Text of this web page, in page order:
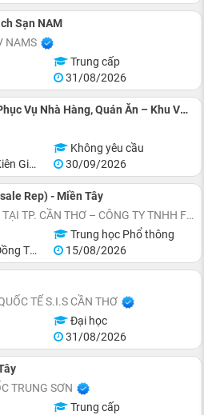
Sạn NAM
NAMS
Trung cấp
31/08/2026
Tuyển Nữ Nhân Viên Phục Vụ Nhà Hàng, Quán Ăn – Khu Vực Miền Tây
Không yêu cầu
Long An
30/09/2026
Rep) - Miền Tây
VĂN PHÒNG ĐẠI DIỆN TẠI TP. CẦN THƠ – CÔNG TY TNHH FES (VIỆT NAM)
Trung học Phổ thông
Trà Vinh
15/08/2026
TẾ S.I.S CẦN THƠ
Đại học
31/08/2026
TRUNG SƠN
Trung cấp